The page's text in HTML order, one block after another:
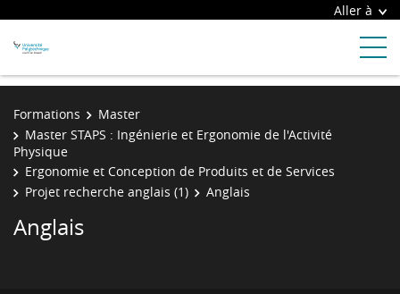
Aller à
Formations
Master
Master STAPS : Ingénierie et Ergonomie de l'Activité
Physique
Ergonomie et Conception de Produits et de Services
Projet recherche anglais (1)
Anglais
Anglais